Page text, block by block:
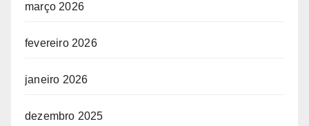
março 2026
fevereiro 2026
janeiro 2026
dezembro 2025